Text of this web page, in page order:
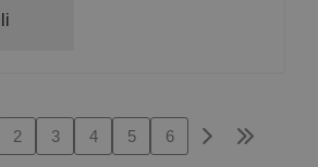
2 3 4 5 6